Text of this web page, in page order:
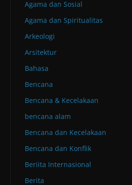
Agama dan Sosial
Agama dan Spiritualitas
Arkeologi
Arsitektur
Bahasa
Bencana
Bencana & Kecelakaan
bencana alam
Bencana dan Kecelakaan
Bencana dan Konflik
Beriita Internasional
Berita